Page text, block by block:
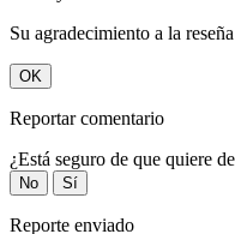
Su agradecimiento a la
OK
Reportar comentario
¿Está seguro de que quiere
No Sí
Reporte enviado